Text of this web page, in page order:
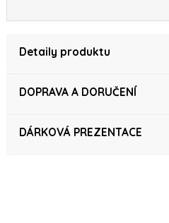
Detaily produktu
DOPRAVA A DORUČENÍ
DÁRKOVÁ PREZENTACE